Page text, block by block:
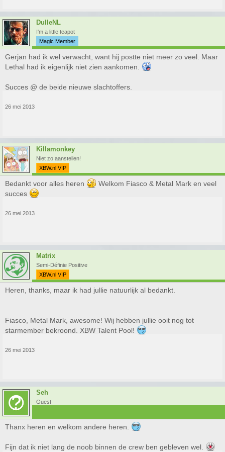
DulleNL
I'm a little teapot
Magic Member
Gerjan had ik wel verwacht, want hij postte niet meer zo veel. Maar
Lethal had ik eigenlijk niet zien aankomen.
Succes @ de beide nieuwe slachtoffers.
26 mei 2013
Killamonkey
Niet zo aanstellen!
XBW.nl VIP
Bedankt voor alles heren
Welkom Fiasco & Metal Mark en veel
succes
26 mei 2013
Matrix
Semi-Définie Positive
XBW.nl VIP
Heren, thanks, maar ik had jullie natuurlijk al bedankt.
Fiasco, Metal Mark, awesome! Wij hebben jullie ooit nog tot
starmember bekroond. XBW Talent Pool!
26 mei 2013
Seh
Guest
Thanx heren en welkom andere heren.
Fijn dat ik niet lang de noob binnen de crew ben gebleven wel.